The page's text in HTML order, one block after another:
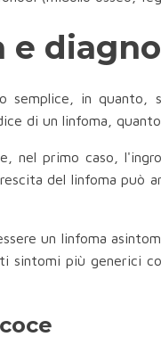
semplice, in quanto,
di un linfoma,
nel primo caso,
del linfoma può
un linfoma
sintomi più generici